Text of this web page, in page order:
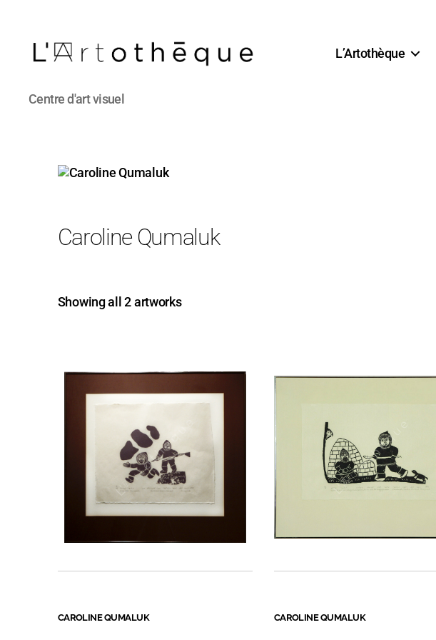
L'Artothèque
Centre d'art visuel
L’Artothèque
Caroline Qumaluk
Showing all 2 artworks
CAROLINE QUMALUK CAROLINE QUMALUK